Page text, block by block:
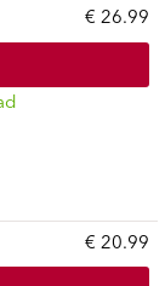
€ 26.99
€ 20.99